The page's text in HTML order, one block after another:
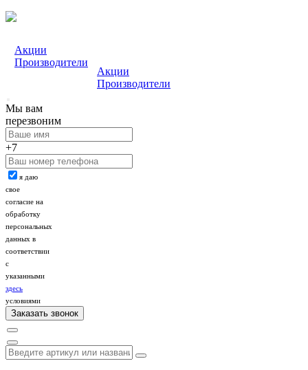
Акции
Производители
Акции
Производители
Мы вам
перезвоним
+7
я даю
свое
согласие на
обработку
персональных
данных в
соответствии
с
указанными
здесь
условиями